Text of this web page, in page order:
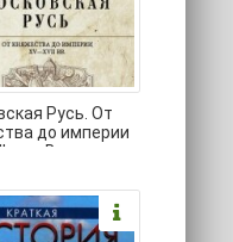
Русь. От
до империи
вв. - Володихин